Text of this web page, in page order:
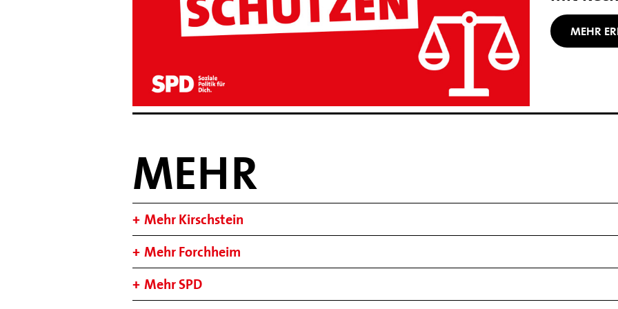
MEHR
MEHR
Mehr Kirschstein
Mehr Forchheim
Mehr SPD